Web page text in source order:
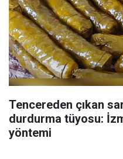
Tencereden çıkan
durdurma tüyosu:
yöntemi